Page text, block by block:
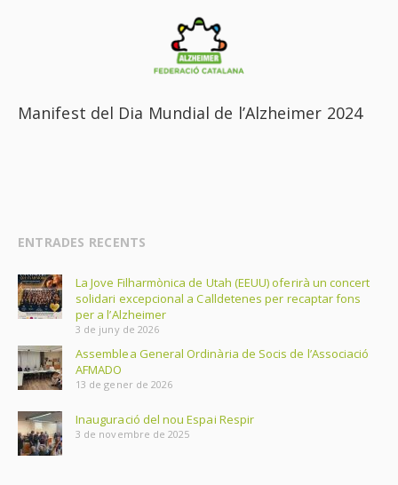
Manifest del Dia Mundial de l’Alzheimer 2024
ENTRADES RECENTS
La Jove Filharmònica de Utah (EEUU) oferirà un concert
solidari excepcional a Calldetenes per recaptar fons
per a l’Alzheimer
3 de juny de 2026
Assemblea General Ordinària de Socis de l’Associació
AFMADO
13 de gener de 2026
Inauguració del nou Espai Respir
3 de novembre de 2025